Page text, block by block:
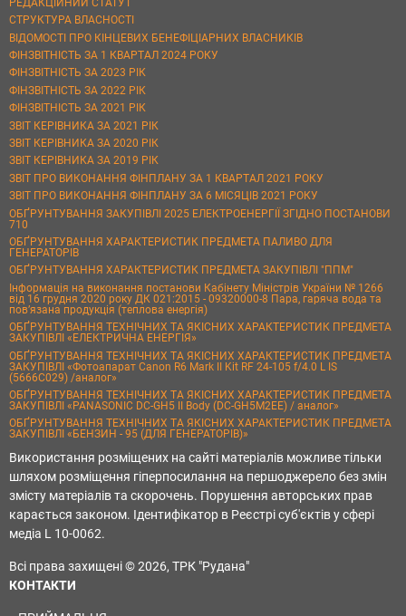
РЕДАКЦІЙНИЙ СТАТУТ
СТРУКТУРА ВЛАСНОСТІ
ВІДОМОСТІ ПРО КІНЦЕВИХ БЕНЕФІЦІАРНИХ ВЛАСНИКІВ
ФІНЗВІТНІСТЬ ЗА 1 КВАРТАЛ 2024 РОКУ
ФІНЗВІТНІСТЬ ЗА 2023 РІК
ФІНЗВІТНІСТЬ ЗА 2022 РІК
ФІНЗВІТНІСТЬ ЗА 2021 РІК
ЗВІТ КЕРІВНИКА ЗА 2021 РІК
ЗВІТ КЕРІВНИКА ЗА 2020 РІК
ЗВІТ КЕРІВНИКА ЗА 2019 РІК
ЗВІТ ПРО ВИКОНАННЯ ФІНПЛАНУ ЗА 1 КВАРТАЛ 2021 РОКУ
ЗВІТ ПРО ВИКОНАННЯ ФІНПЛАНУ ЗА 6 МІСЯЦІВ 2021 РОКУ
ОБҐРУНТУВАННЯ ЗАКУПІВЛІ 2025 ЕЛЕКТРОЕНЕРГІЇ ЗГІДНО ПОСТАНОВИ
710
ОБҐРУНТУВАННЯ ХАРАКТЕРИСТИК ПРЕДМЕТА ПАЛИВО ДЛЯ
ГЕНЕРАТОРІВ
ОБҐРУНТУВАННЯ ХАРАКТЕРИСТИК ПРЕДМЕТА ЗАКУПІВЛІ "ППМ"
Інформація на виконання постанови Кабінету Міністрів України № 1266
від 16 грудня 2020 року ДК 021:2015 - 09320000-8 Пара, гаряча вода та
пов’язана продукція (теплова енергія)
ОБҐРУНТУВАННЯ ТЕХНІЧНИХ ТА ЯКІСНИХ ХАРАКТЕРИСТИК ПРЕДМЕТА
ЗАКУПІВЛІ «ЕЛЕКТРИЧНА ЕНЕРГІЯ»
ОБҐРУНТУВАННЯ ТЕХНІЧНИХ ТА ЯКІСНИХ ХАРАКТЕРИСТИК ПРЕДМЕТА
ЗАКУПІВЛІ «Фотоапарат Canon R6 Mark II Kit RF 24-105 f/4.0 L IS
(5666C029) /аналог»
ОБҐРУНТУВАННЯ ТЕХНІЧНИХ ТА ЯКІСНИХ ХАРАКТЕРИСТИК ПРЕДМЕТА
ЗАКУПІВЛІ «PANASONIC DC-GH5 II Body (DC-GH5M2EE) / аналог»
ОБҐРУНТУВАННЯ ТЕХНІЧНИХ ТА ЯКІСНИХ ХАРАКТЕРИСТИК ПРЕДМЕТА
ЗАКУПІВЛІ «БЕНЗИН - 95 (ДЛЯ ГЕНЕРАТОРІВ)»
Використання розміщених на сайті матеріалів можливе тільки
шляхом розміщення гіперпосилання на першоджерело без змін
змісту матеріалів та скорочень. Порушення авторських прав
карається законом. Ідентифікатор в Реєстрі суб'єктів у сфері
медіа L 10-0062.
Всі права захищені © 2026, ТРК "Рудана"
КОНТАКТИ